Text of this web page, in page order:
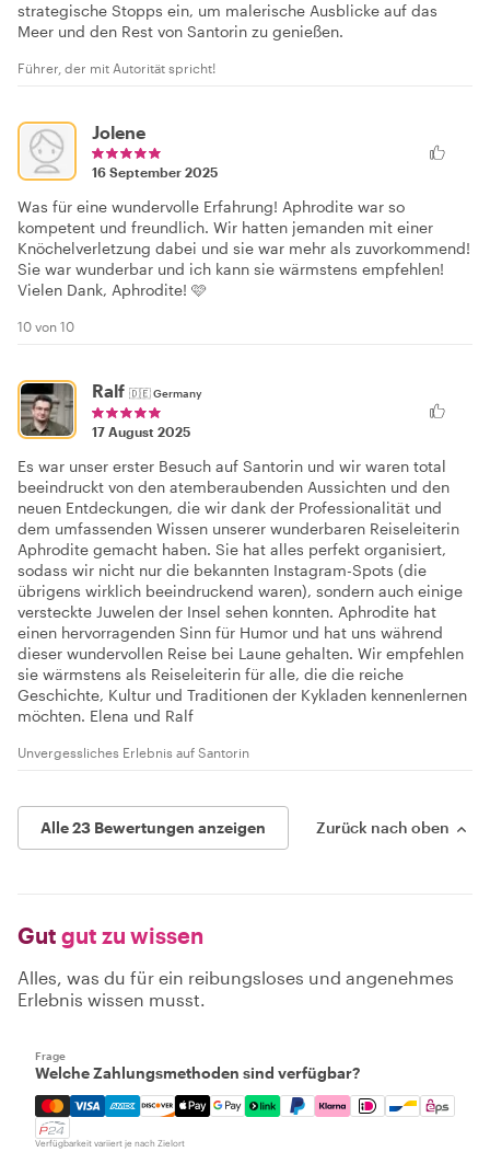
strategische Stopps ein, um malerische Ausblicke auf das
Meer und den Rest von Santorin zu genießen.
Führer, der mit Autorität spricht!
Jolene
16 September 2025
Was für eine wundervolle Erfahrung! Aphrodite war so
kompetent und freundlich. Wir hatten jemanden mit einer
Knöchelverletzung dabei und sie war mehr als zuvorkommend!
Sie war wunderbar und ich kann sie wärmstens empfehlen!
Vielen Dank, Aphrodite! 🩷
10 von 10
Ralf 🇩🇪Germany
17 August 2025
Es war unser erster Besuch auf Santorin und wir waren total
beeindruckt von den atemberaubenden Aussichten und den
neuen Entdeckungen, die wir dank der Professionalität und
dem umfassenden Wissen unserer wunderbaren Reiseleiterin
Aphrodite gemacht haben. Sie hat alles perfekt organisiert,
sodass wir nicht nur die bekannten Instagram-Spots (die
übrigens wirklich beeindruckend waren), sondern auch einige
versteckte Juwelen der Insel sehen konnten. Aphrodite hat
einen hervorragenden Sinn für Humor und hat uns während
dieser wundervollen Reise bei Laune gehalten. Wir empfehlen
sie wärmstens als Reiseleiterin für alle, die die reiche
Geschichte, Kultur und Traditionen der Kykladen kennenlernen
möchten. Elena und Ralf
Unvergessliches Erlebnis auf Santorin
Alle 23 Bewertungen anzeigen Zurück nach oben
Gut gut zu wissen
Alles, was du für ein reibungsloses und angenehmes
Erlebnis wissen musst.
Frage
Welche Zahlungsmethoden sind verfügbar?
Mastercard, Visa, Amex, Discover, Apple Pay, Google
Verfügbarkeit variiert je nach Zielort